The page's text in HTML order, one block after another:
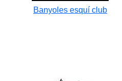
Banyoles esquí club